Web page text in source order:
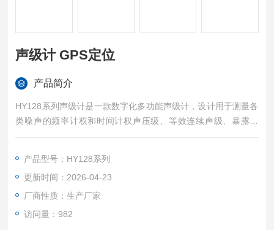
声级计 GPS定位
产品简介
HY128系列声级计是一款数字化多功能声级计，设计用于测量各
类噪声的频率计权和时间计权声压级、等效连续声级、暴露声
级、统计声级等多种声学评价量，它具有积分平均、积分并行、
模式供用户选择，仪器还提供选择低频计权，用于二次辐射噪声
测量。适用于各类噪声长时间的、可靠并精确的测量。声级计 G
PS定位
产品型号：HY128系列
更新时间：2026-04-23
厂商性质：生产厂家
访问量：982